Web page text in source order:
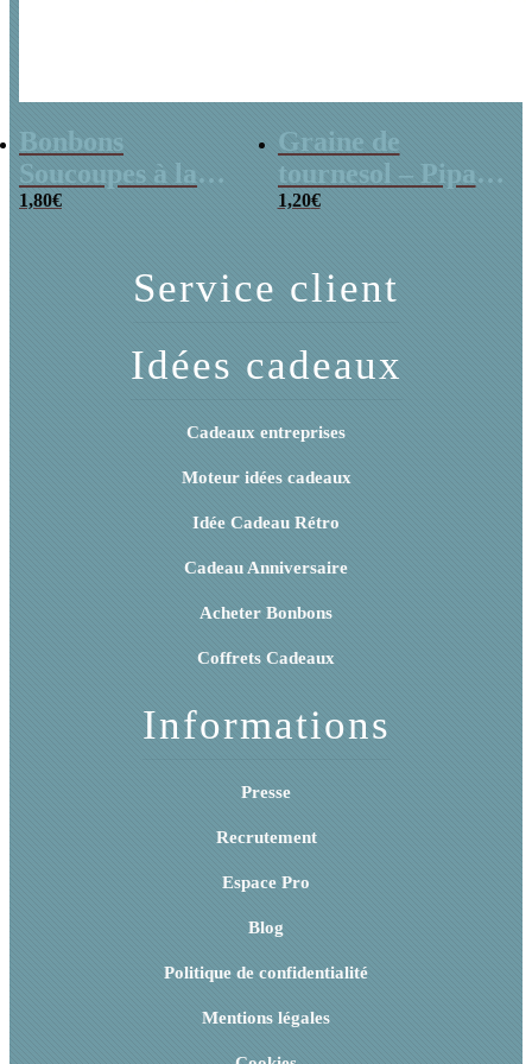
Bonbons
Soucoupes à la
poudre (x20)
1,80€
Graine de
tournesol – Pipas
x 3
1,20€
Service client
Idées cadeaux
Cadeaux entreprises
Moteur idées cadeaux
Idée Cadeau Rétro
Cadeau Anniversaire
Acheter Bonbons
Coffrets Cadeaux
Informations
Presse
Recrutement
Espace Pro
Blog
Politique de confidentialité
Mentions légales